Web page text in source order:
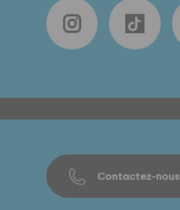
Contactez-nous